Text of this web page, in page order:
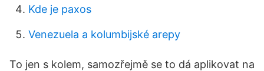
Kde je paxos
Venezuela a kolumbijské arepy
To jen s kolem, samozřejmě se to dá aplikovat na